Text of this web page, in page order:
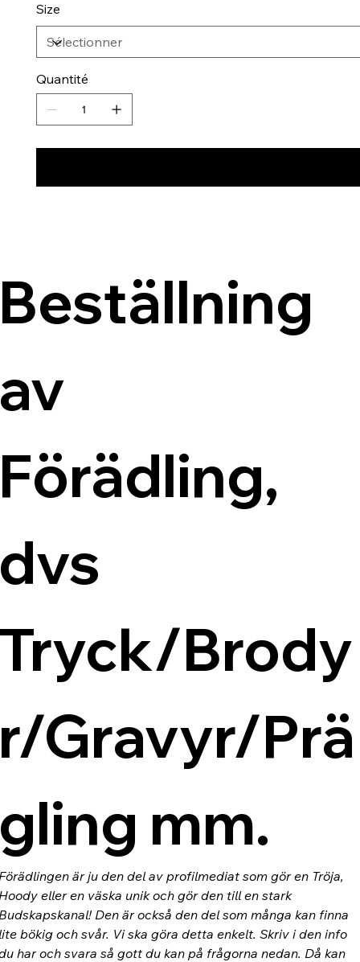
Size
Quantité
Brody
Gravyr/Prä
mm.
är ju den del av profilmediat som gör en Tröja,
eller en väska unik och gör den till en stark
Den är också den del som många kan finna
bökig och svår. Vi ska göra detta enkelt. Skriv i den info
har och svara så gott du kan på frågorna nedan. Då kan